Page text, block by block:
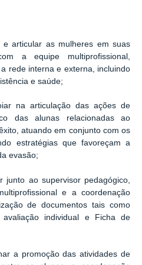
as mulheres em suas
a equipe multiprofissional,
rede interna e externa, incluindo
e saúde;
das ações de
das alunas relacionadas ao
atuando em conjunto com os
estratégias que favoreçam a
evasão;
supervisor pedagógico,
e a coordenação
de documentos tais como
individual e Ficha de
das atividades de